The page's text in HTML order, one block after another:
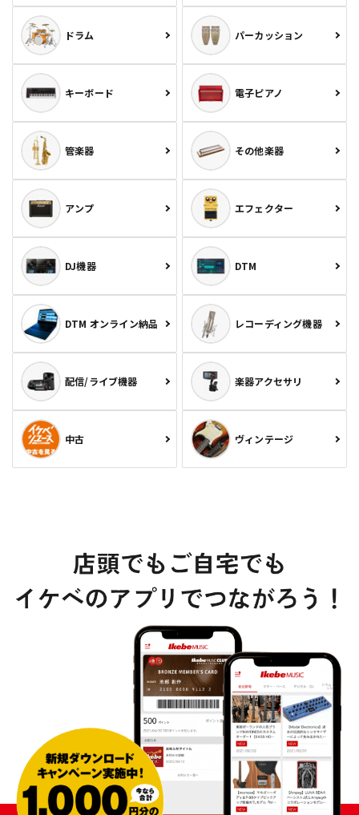
ドラム パーカッション
キーボード 電子ピアノ
管楽器 その他楽器
アンプ エフェクター
DJ機器 DTM
DTM オンライン納品 レコーディング機器
配信/ライブ機器 楽器アクセサリ
中古 ヴィンテージ